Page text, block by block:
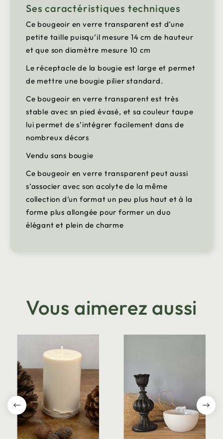
Ses caractéristiques techniques
Ce bougeoir en verre transparent est d’une
petite taille puisqu’il mesure 14 cm de hauteur
et que son diamètre mesure 10 cm
Le réceptacle de la bougie est large et permet
de mettre une bougie pilier standard.
Ce bougeoir en verre transparent est très
stable avec sn pied évasé, et sa couleur taupe
lui permet de s’intégrer facilement dans de
nombreux décors
Vendu sans bougie
Ce bougeoir en verre transparent peut aussi
s’associer avec son acolyte de la même
collection d’un format un peu plus haut et à la
forme plus allongée pour former un duo
élégant et plein de charme
Vous aimerez aussi